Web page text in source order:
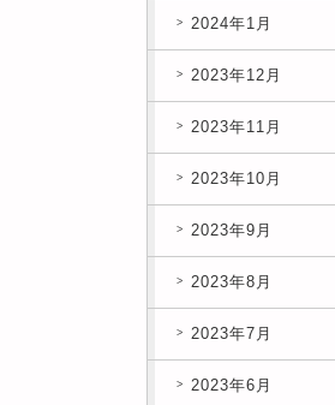
2024年1月
2023年12月
2023年11月
2023年10月
2023年9月
2023年8月
2023年7月
2023年6月